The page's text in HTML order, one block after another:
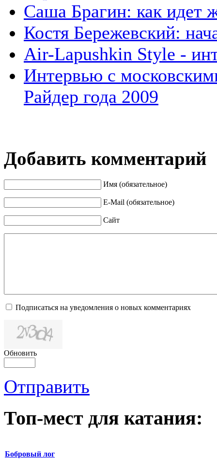
Саша Брагин: как идет
Костя Бережевский:
Air-Lapushkin Style -
Интервью с
Райдер года 2009
Добавить комментарий
Имя (обязательное)
E-Mail (обязательное)
Сайт
Подписаться на уведомления о новых комментариях
Обновить
Отправить
Топ-мест для катания:
Бобровый лог